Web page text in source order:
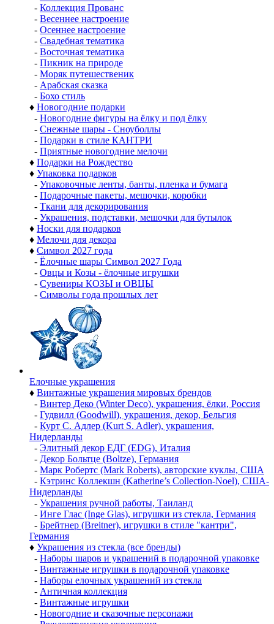
- Коллекция Прованс
- Весеннее настроение
- Осеннее настроение
- Свадебная тематика
- Восточная тематика
- Пикник на природе
- Моряк путешественик
- Арабская сказка
- Бохо стиль
♦ Новогодние подарки
- Новогодние фигуры на ёлку и под ёлку
- Снежные шары - Сноуболлы
- Подарки в стиле КАНТРИ
- Приятные новогодние мелочи
♦ Подарки на Рождество
♦ Упаковка подарков
- Упаковочные ленты, банты, пленка и бумага
- Подарочные пакеты, мешочки, коробки
- Ткани для декорирования
- Украшения, подставки, мешочки для бутылок
♦ Носки для подарков
♦ Мелочи для декора
♦ Символ 2027 года
- Ёлочные шары Символ 2027 Года
- Овцы и Козы - ёлочные игрушки
- Сувениры КОЗЫ и ОВЦЫ
- Символы года прошлых лет
Елочные украшения
♦ Винтажные украшения мировых брендов
- Винтер Деко (Winter Deco), украшения, ёлки, Россия
- Гудвилл (Goodwill), украшения, декор, Бельгия
- Курт С. Адлер (Kurt S. Adler), украшения,
Нидерланды
- Элитный декор ЕДГ (EDG), Италия
- Декор Больтце (Boltze), Германия
- Марк Робертс (Mark Roberts), авторские куклы, США
- Кэтринс Коллекшн (Katherine’s Collection-Noel), США-
Нидерланды
- Украшения ручной работы, Таиланд
- Инге Глас (Inge Glas), игрушки из стекла, Германия
- Брейтнер (Breitner), игрушки в стиле "кантри",
Германия
♦ Украшения из стекла (все бренды)
- Наборы шаров и украшений в подарочной упаковке
- Винтажные игрушки в подарочной упаковке
- Наборы елочных украшений из стекла
- Античная коллекция
- Винтажные игрушки
- Новогодние и сказочные персонажи